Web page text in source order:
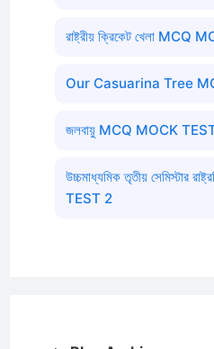
রাষ্ট্রীয় ক্রিকেট খেলা MCQ
Our Casuarina Tree
জলবায়ু MCQ MOCK
উচ্চমাধ্যমিক তৃতীয় সেমিস্টার
TEST 2